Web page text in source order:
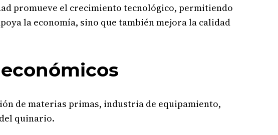
promueve el crecimiento tecnológico, permitiendo
la economía, sino que también mejora la calidad
de materias primas, industria de equipamiento,
quinario.